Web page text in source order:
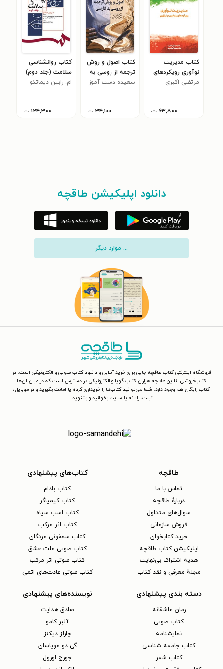
کتاب مدیریت
نوآوری رویکردهای
بنیادین در نوآوری
مرتضی اکبری
۶۳,۸۰۰ ت
کتاب اصول و روش
ترجمه از روسی به
فارسی
سعیده دست آموز
۳۴,۱۰۰ ت
کتاب روانشناسی
سلامت (جلد دوم)
ام. رابین دیماتئو
۱۲۴,۳۰۰ ت
دانلود اپلیکیشن طاقچه
... موارد دیگر
فروشگاه اینترنتی کتاب طاقچه جایی برای خرید آنلاین و دانلود کتاب صوتی و الکترونیکی است. در
کتاب‌فروشی آنلاین طاقچه هزاران کتاب گویا و الکترونیکی در دسترس است که در میان آن‌ها
کتاب رایگان هم وجود دارد. شما می‌توانید کتاب‌ها را خریداری کرده یا امانت بگیرید و در موبایل،
تبلت، رایانه یا سایت بخوانید و بشنوید.
طاقچه
تماس با ما
دربارهٔ طاقچه
سوال‌های متداول
فروش سازمانی
خرید کتابخوان
اپلیکیشن کتاب طاقچه
هدیه اشتراک بی‌نهایت
مجلهٔ معرفی و نقد کتاب
کتاب‌های پیشنهادی
کتاب بادام
کتاب کیمیاگر
کتاب اسب سیاه
کتاب اثر مرکب
کتاب سمفونی مردگان
کتاب صوتی ملت عشق
کتاب صوتی اثر مرکب
کتاب صوتی عادت‌های اتمی
دسته بندی پیشنهادی
رمان عاشقانه
کتاب‌ صوتی
نمایشنامه
کتاب جامعه شناسی
کتاب شعر
نویسنده‌های پیشنهادی
صادق هدایت
آلبر کامو
چارلز دیکنز
گی دو موپاسان
جورج اورول